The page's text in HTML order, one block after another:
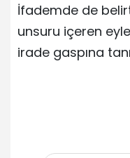
İfademde de
unsuru içeren
irade gaspına